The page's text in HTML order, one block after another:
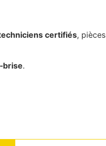
certifiés, pièces
.